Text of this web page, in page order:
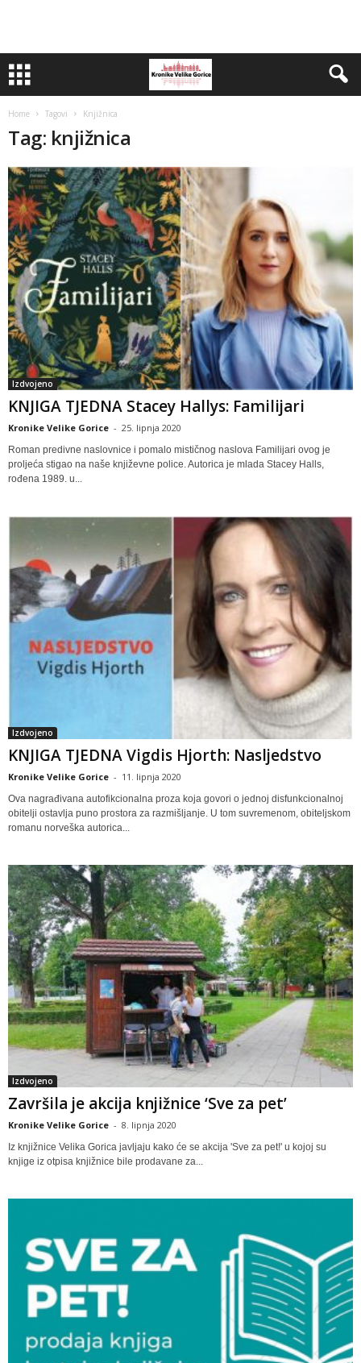
Home Tagovi Knjižnica
Tag: knjižnica
Izdvojeno
KNJIGA TJEDNA Stacey Hallys: Familijari
Kronike Velike Gorice - 25. lipnja 2020
Roman predivne naslovnice i pomalo mističnog naslova Familijari ovog je
proljeća stigao na naše književne police. Autorica je mlada Stacey Halls,
rođena 1989. u...
Izdvojeno
KNJIGA TJEDNA Vigdis Hjorth: Nasljedstvo
Kronike Velike Gorice - 11. lipnja 2020
Ova nagrađivana autofikcionalna proza koja govori o jednoj disfunkcionalnoj
obitelji ostavlja puno prostora za razmišljanje. U tom suvremenom, obiteljskom
romanu norveška autorica...
Izdvojeno
Završila je akcija knjižnice ‘Sve za pet’
Kronike Velike Gorice - 8. lipnja 2020
Iz knjižnice Velika Gorica javljaju kako će se akcija 'Sve za pet!' u kojoj su
knjige iz otpisa knjižnice bile prodavane za...